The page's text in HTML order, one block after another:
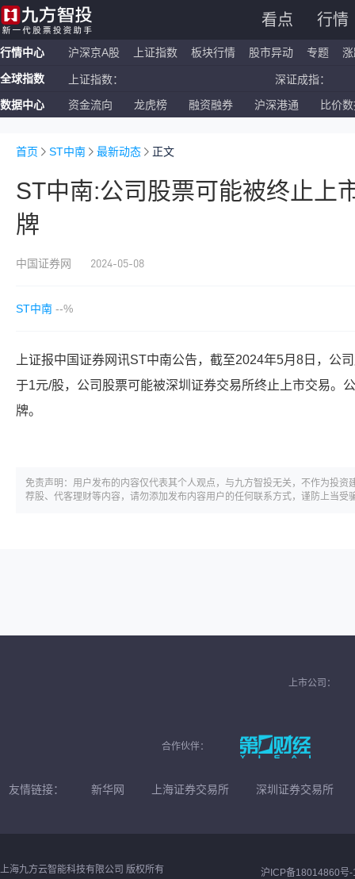
看点 行情
行情中心 沪深京A股 上证指数 板块行情 股市异动 专题
全球指数 上证指数： 深证成指：
恒生指数： 国企指数：
数据中心 资金流向 龙虎榜 融资融券 沪深港通 比价
首页 ST中南 最新动态 正文
ST中南:公司股票可能被终止上
牌
中国证券网 2024-05-08
ST中南 --%
上证报中国证券网讯ST中南公告，截至2024年5月8日，公
于1元/股，公司股票可能被深圳证券交易所终止上市交易。
牌。
免责声明：用户发布的内容仅代表其个人观点，与九方智投无关，不作为投
荐股、代客理财等内容，请勿添加发布内容用户的任何联系方式，谨防上当受
上市公司：
合作伙伴：
友情链接： 新华网 上海证券交易所 深圳证券交易所
上海九方云智能科技有限公司 版权所有
沪ICP备18014860号-